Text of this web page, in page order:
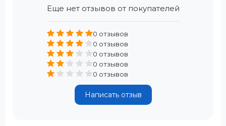
Еще нет отзывов от покупателей
0 отзывов
0 отзывов
0 отзывов
0 отзывов
0 отзывов
Написать отзыв